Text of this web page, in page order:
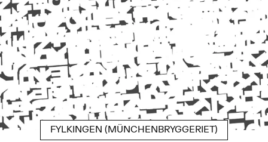
FYLKINGEN (MÜNCHENBRYGGERIET)